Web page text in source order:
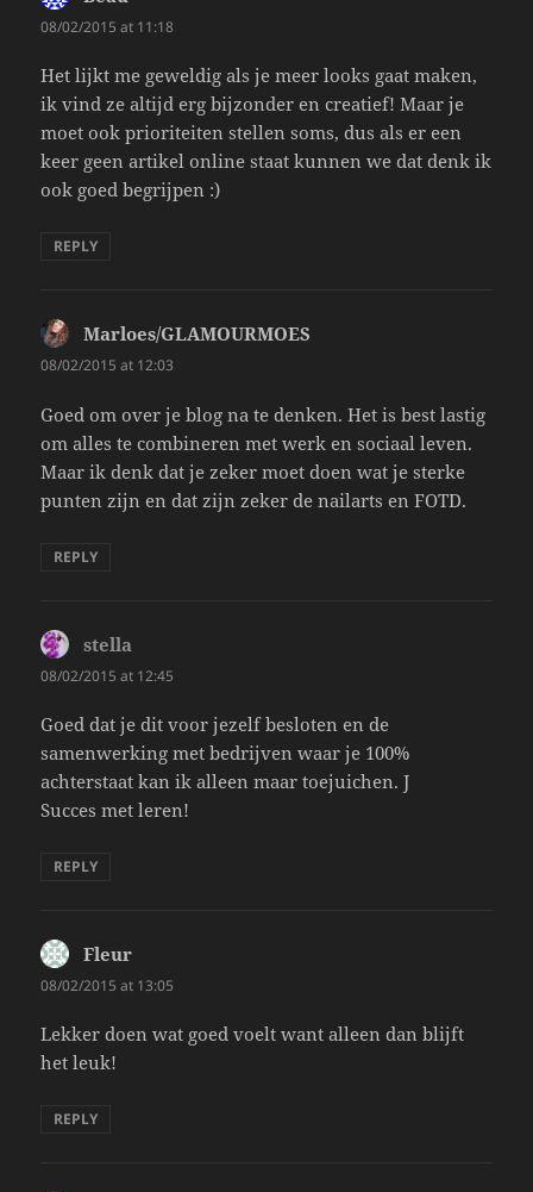
08/02/2015 at 11:18
Het lijkt me geweldig als je meer looks gaat maken,
ik vind ze altijd erg bijzonder en creatief! Maar je
moet ook prioriteiten stellen soms, dus als er een
keer geen artikel online staat kunnen we dat denk ik
ook goed begrijpen :)
REPLY
Marloes/GLAMOURMOES
08/02/2015 at 12:03
Goed om over je blog na te denken. Het is best lastig
om alles te combineren met werk en sociaal leven.
Maar ik denk dat je zeker moet doen wat je sterke
punten zijn en dat zijn zeker de nailarts en FOTD.
REPLY
stella
08/02/2015 at 12:45
Goed dat je dit voor jezelf besloten en de
samenwerking met bedrijven waar je 100%
achterstaat kan ik alleen maar toejuichen. J
Succes met leren!
REPLY
Fleur
08/02/2015 at 13:05
Lekker doen wat goed voelt want alleen dan blijft
het leuk!
REPLY